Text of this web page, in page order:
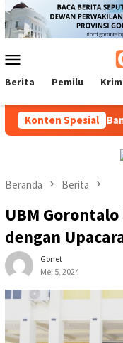
Loncat
ke
konten
Mobile
Berita Pemilu
Konten Spesial
Jika Bantuan
Beranda Berita
UBM
dengan
Gonet
Mei 5, 2024